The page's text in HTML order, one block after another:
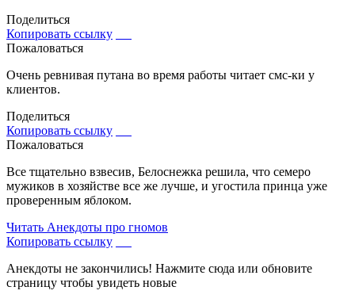
Поделиться
Копировать ссылку
Пожаловаться
Очень ревнивая путана во время работы читает смс-ки у
клиентов.
Поделиться
Копировать ссылку
Пожаловаться
Все тщательно взвесив, Белоснежка решила, что семеро
мужиков в хозяйстве все же лучше, и угостила принца уже
проверенным яблоком.
Читать Анекдоты про гномов
Копировать ссылку
Анекдоты не закончились! Нажмите сюда или обновите
страницу чтобы увидеть новые